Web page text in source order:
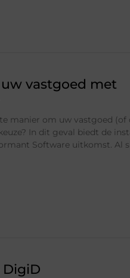
vastgoed met
manier om uw vastgoed (of
In dit geval biedt de
Software uitkomst. Al
DigiD